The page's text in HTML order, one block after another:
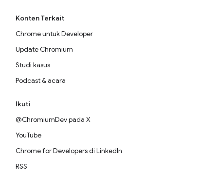
Konten Terkait
Chrome untuk Developer
Update Chromium
Studi kasus
Podcast & acara
Ikuti
@ChromiumDev pada X
YouTube
Chrome for Developers di LinkedIn
RSS